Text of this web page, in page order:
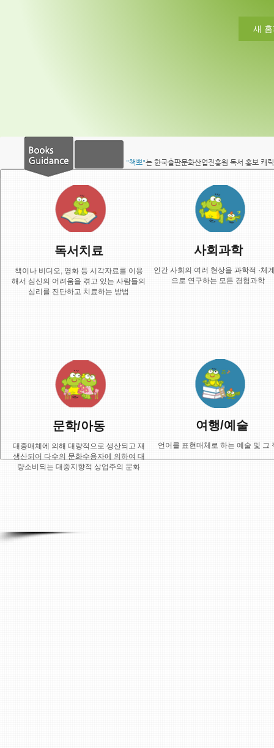
새
"책뽀"는 한국출판문화산업진흥원 독서 홍보 캐
독서치료
책이나 비디오, 영화 등 시각자료를 이용
해서 심신의 어려움을 겪고 있는 사람들의
심리를 진단하고 치료하는 방법
사회과학
인간 사회의 여러 현상을 과학적 ·체
으로 연구하는 모든 경험과학
문학/아동
대중매체에 의해 대량적으로 생산되고 재
생산되어 다수의 문화수용자에 의하여 대
량소비되는 대중지향적 상업주의 문화
여행/예술
언어를 표현매체로 하는 예술 및 그